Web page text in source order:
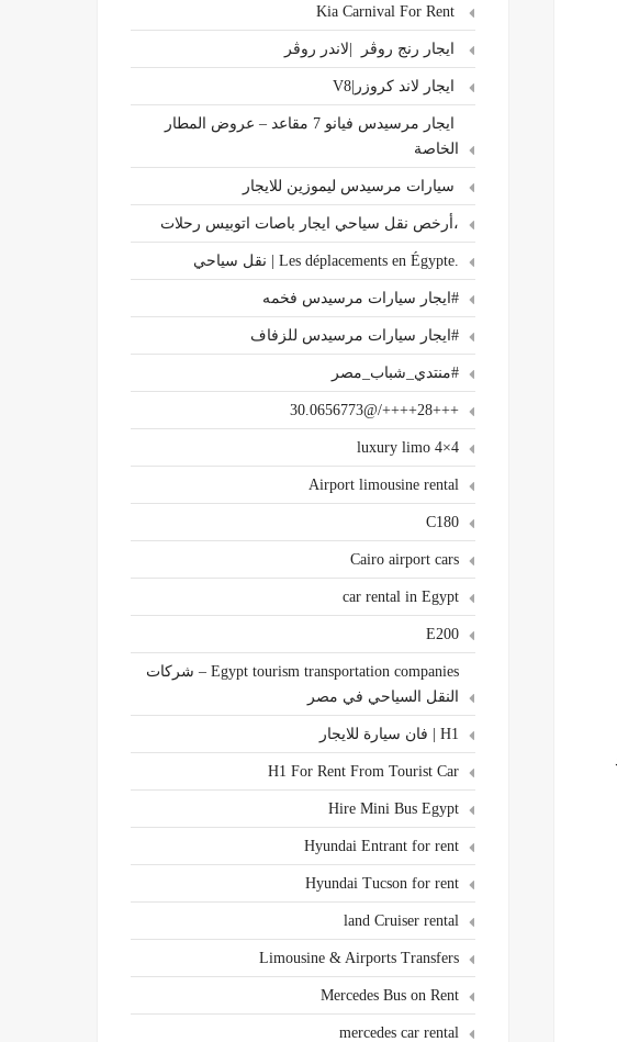
ايجار رنج روڤر |لاندر روڤر
ايجار لاند كروزر|V8
ايجار مرسيدس فيانو 7 مقاعد – عروض المطار
الخاصة
سيارات مرسيدس ليموزين للايجار
،أرخص نقل سياحي ايجار باصات اتوبيس رحلات
.Les déplacements en Égypte | نقل سياحي
#ايجار سيارات مرسيدس فخمه
#ايجار سيارات مرسيدس للزفاف
#منتدي_شباب_مصر
+++28++++/@30.0656773
4×4 luxury limo
Airport limousine rental
C180
Cairo airport cars
car rental in Egypt
E200
Egypt tourism transportation companies – شركات
النقل السياحي في مصر
H1 | فان سيارة للايجار
H1 For Rent From Tourist Car
Hire Mini Bus Egypt
Hyundai Entrant for rent
Hyundai Tucson for rent
land Cruiser rental
Limousine & Airports Transfers
Mercedes Bus on Rent
mercedes car rental